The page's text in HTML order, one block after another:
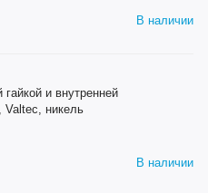
В наличии
гайкой и внутренней
Valtec, никель
В наличии